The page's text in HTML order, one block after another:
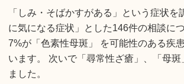
「しみ・そばかすがある」という症状を
に気になる症状」とした146件の相談に
7%が「色素性母斑」 を可能性のある疾
います。 次いで「尋常性ざ瘡」、「母
ました。